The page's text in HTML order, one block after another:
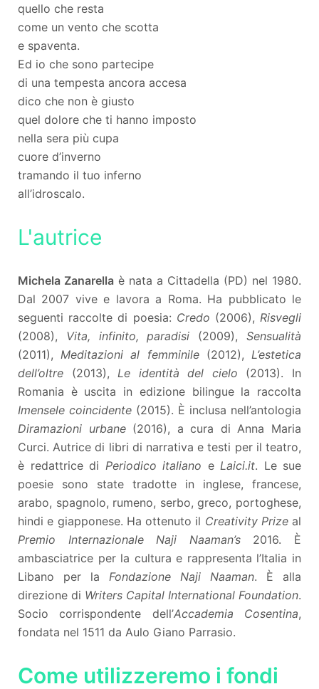
quello che resta
come un vento che scotta
e spaventa.
Ed io che sono partecipe
di una tempesta ancora accesa
dico che non è giusto
quel dolore che ti hanno imposto
nella sera più cupa
cuore d’inverno
tramando il tuo inferno
all’idroscalo.
L'autrice
Michela Zanarella è nata a Cittadella (PD) nel 1980.
Dal 2007 vive e lavora a Roma. Ha pubblicato le
seguenti raccolte di poesia: Credo (2006), Risvegli
(2008), Vita, infinito, paradisi (2009),Sensualità
(2011), Meditazioni al femminile(2012), L’estetica
dell’oltre (2013), Le identità del cielo (2013). In
Romania è uscita in edizione bilingue la raccolta
Imensele coincidente (2015). È inclusa nell’antologia
Diramazioni urbane (2016), a cura di Anna Maria
Curci. Autrice di libri di narrativa e testi per il teatro,
è redattrice di Periodico italiano e Laici.it. Le sue
poesie sono state tradotte in inglese, francese,
arabo, spagnolo, rumeno, serbo, greco, portoghese,
hindi e giapponese. Ha ottenuto il Creativity Prizeal
Premio Internazionale Naji Naaman’s2016. È
ambasciatrice per la cultura e rappresenta l’Italia in
Libano per la Fondazione Naji Naaman. È alla
direzione di Writers Capital International Foundation.
Socio corrispondente dell’Accademia Cosentina,
fondata nel 1511 da Aulo Giano Parrasio.
Come utilizzeremo i fondi